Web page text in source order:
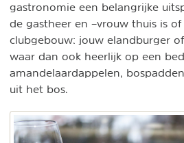
gastronomie een belangrijke
de gastheer en –vrouw thuis is
clubgebouw: jouw elandburger
waar dan ook heerlijk op een
amandelaardappelen,
uit het bos.